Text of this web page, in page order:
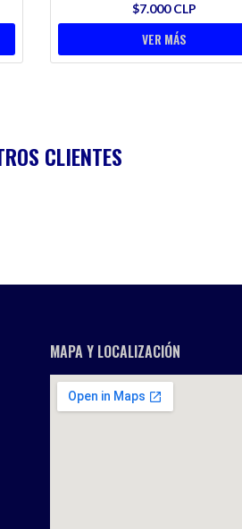
$7.000 CLP
VER MÁS
CLIENTES
MAPA Y LOCALIZACIÓN